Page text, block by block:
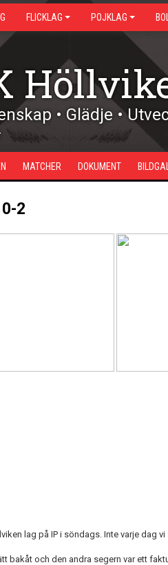
FLICKLAG POJKLAG
• Glädje •
MATCHER DOKUMENT
2
lag på IP i söndags. Inte varje dag
bakåt och den andra segern var ett